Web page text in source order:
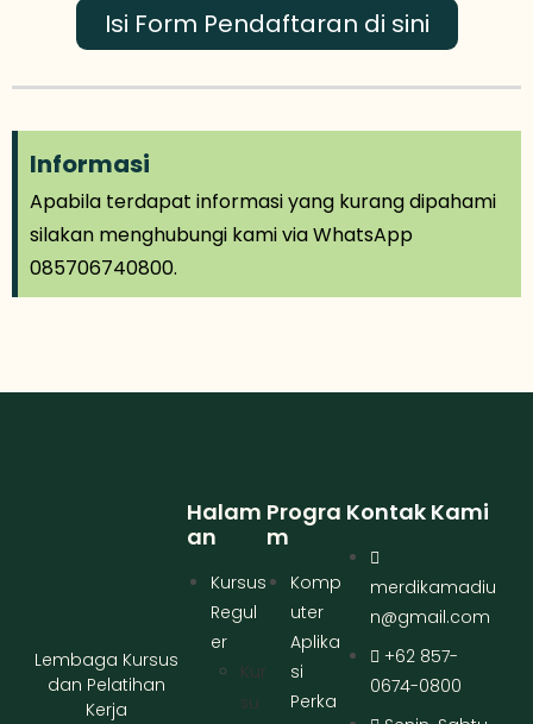
Isi Form Pendaftaran di sini
Informasi
Apabila terdapat informasi yang kurang dipahami
silakan menghubungi kami via WhatsApp
085706740800.
Lembaga Kursus
dan Pelatihan
Kerja
Progra
M
Komp
uter
Aplika
si
Perka
Halam
An
Kursus
Regul
er
Kur
Su
Kontak Kami
merdikamadiu
n@gmail.com
+62 857-
0674-0800